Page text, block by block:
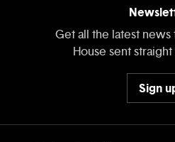
Get all the latest
House sent
Sign